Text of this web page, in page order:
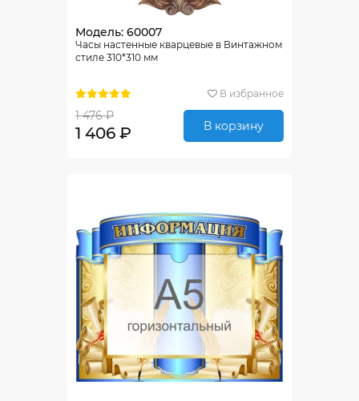
Модель: 60007
Часы настенные кварцевые в Винтажном
стиле 310*310 мм
В избранное
1 476 ₽
1 406 ₽ В корзину